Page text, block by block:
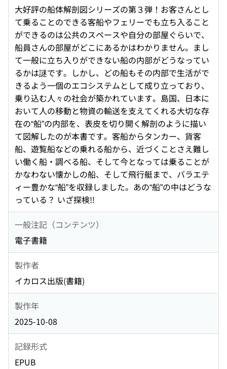
大好評の船体解剖図シリーズの第３弾！お客さんとし
て乗ることのできる客船やフェリーでも立ち入ること
ができるのは公共のスペースや自分の部屋ぐらいで、
船員さんの部屋がどこにあるかはわかりません。まし
て一般に立ち入りができない船の内部がどうなってい
るかは謎です。しかし、どの船もその内部で生活がで
きるよう一個のエコシステムとして成り立っており、
乗り込む人々の社会が築かれています。島国、日本に
おいて人の移動と物資の輸送を支えてくれる大切な存
在の“船”の内部を、表皮を切り開く解剖のように描い
て図解したのが本書です。客船からタンカー、貨客
船、遊覧船などの乗れる船から、近づくことさえ難し
い働く船・調べる船、そして今となっては乗ることが
かなわない懐かしの船、そして飛行艇まで、バラエテ
ィー豊かな“船”を収録しました。あの“船”の中はどうな
っている？ いざ探検!!
一般注記（コンテンツ）
電子書籍
製作者
イカロス出版(書籍)
製作年
2025-10-08
記録形式
EPUB